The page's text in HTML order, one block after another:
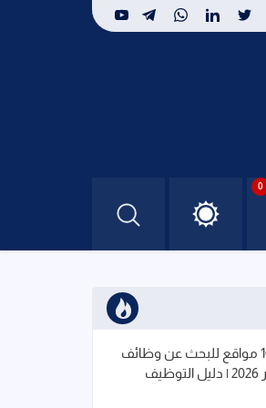
0
أفضل 10 مواقع للبحث عن وظائف
في مصر 2026 | دليل التوظيف